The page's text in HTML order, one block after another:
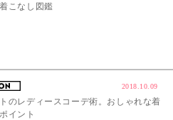
こなし図鑑
2018.10.09
のレディースコーデ術。おしゃれな着
イント